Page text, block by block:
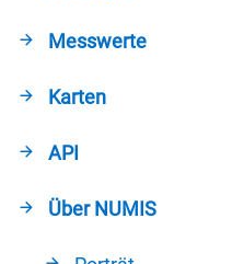
Messwerte
Karten
API
Über NUMIS